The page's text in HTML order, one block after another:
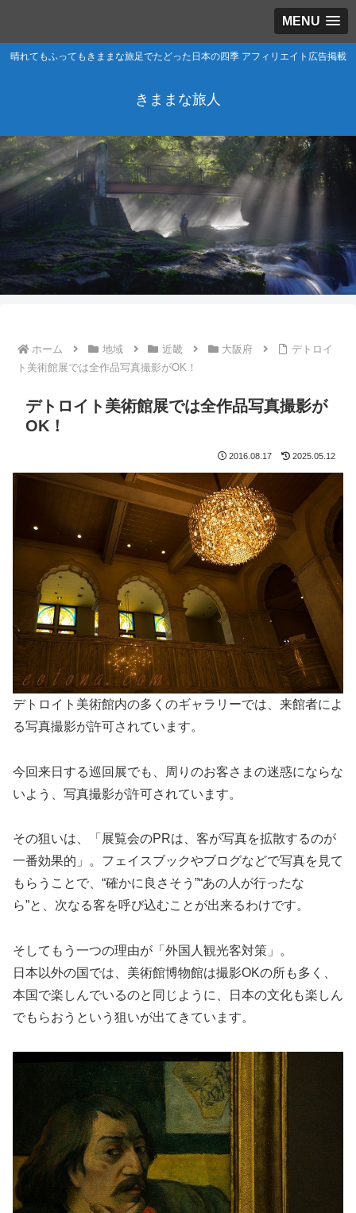
MENU
晴れてもふってもきままな旅足でたどった日本の四季 アフィリエイト広告掲載
きままな旅人
ホーム 地域 近畿 大阪府
デトロイ
ト美術館展では全作品写真撮影がOK！
デトロイト美術館展では全作品写真撮影が
OK！
2016.08.17 2025.05.12
デトロイト美術館内の多くのギャラリーでは、来館者によ
る写真撮影が許可されています。
今回来日する巡回展でも、周りのお客さまの迷惑にならな
いよう、写真撮影が許可されています。
その狙いは、「展覧会のPRは、客が写真を拡散するのが
一番効果的」。フェイスブックやブログなどで写真を見て
もらうことで、“確かに良さそう”“あの人が行ったな
ら”と、次なる客を呼び込むことが出来るわけです。
そしてもう一つの理由が「外国人観光客対策」。
日本以外の国では、美術館博物館は撮影OKの所も多く、
本国で楽しんでいるのと同じように、日本の文化も楽しん
でもらおうという狙いが出てきています。